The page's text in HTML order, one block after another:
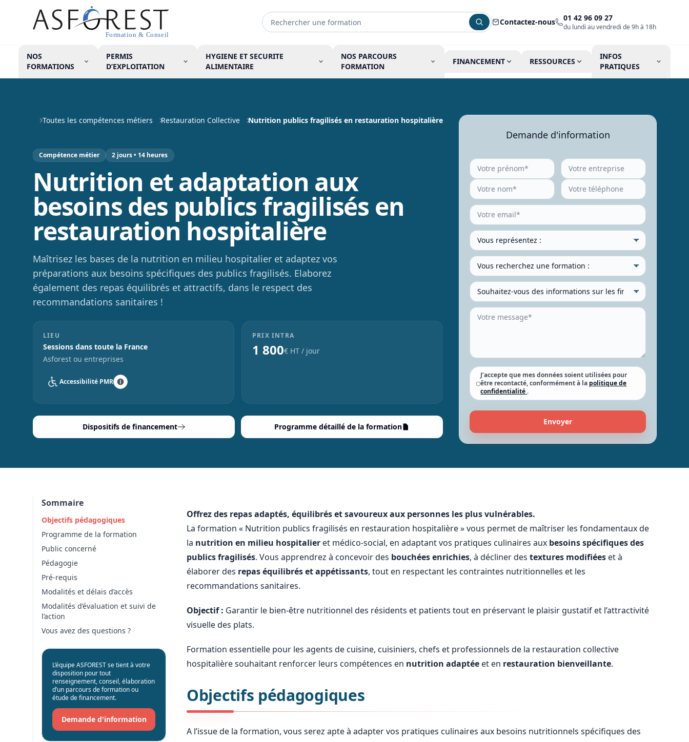
Contactez-nous 01 42 96 09 27
du lundi au vendredi de 9h à 18h
NOS
FORMATIONS
PERMIS
D’EXPLOITATION
HYGIENE ET SECURITE
ALIMENTAIRE
NOS PARCOURS
FORMATION
FINANCEMENT RESSOURCES
INFOS
PRATIQUES
Toutes les compétences métiers Restauration Collective Nutrition publics fragilisés en restauration hospitalière
Compétence métier 2 jours • 14 heures
Nutrition et adaptation aux
besoins des publics fragilisés en
restauration hospitalière
Maîtrisez les bases de la nutrition en milieu hospitalier et adaptez vos
préparations aux besoins spécifiques des publics fragilisés. Elaborez
également des repas équilibrés et attractifs, dans le respect des
recommandations sanitaires !
LIEU
Sessions dans toute la France
Asforest ou entreprises
Accessibilité PMR
PRIX INTRA
1 800€ HT / jour
Dispositifs de financement Programme détaillé de la formation
Demande d'information
J’accepte que mes données soient utilisées pour
être recontacté, conformément à la politique de
confidentialité.
Sommaire
Objectifs pédagogiques
Programme de la formation
Public concerné
Pédagogie
Pré-requis
Modalités et délais d’accès
Modalités d’évaluation et suivi de
l’action
Vous avez des questions ?
L’équipe ASFOREST se tient à votre
disposition pour tout
renseignement, conseil, élaboration
d’un parcours de formation ou
étude de financement.
Demande d'information
Offrez des repas adaptés, équilibrés et savoureux aux personnes les plus vulnérables.
La formation « Nutrition publics fragilisés en restauration hospitalière » vous permet de maîtriser les fondamentaux de
la nutrition en milieu hospitalier et médico-social, en adaptant vos pratiques culinaires aux besoins spécifiques des
publics fragilisés. Vous apprendrez à concevoir des bouchées enrichies, à décliner des textures modifiées et à
élaborer des repas équilibrés et appétissants, tout en respectant les contraintes nutritionnelles et les
recommandations sanitaires.
Objectif : Garantir le bien-être nutritionnel des résidents et patients tout en préservant le plaisir gustatif et l’attractivité
visuelle des plats.
Formation essentielle pour les agents de cuisine, cuisiniers, chefs et professionnels de la restauration collective
hospitalière souhaitant renforcer leurs compétences en nutrition adaptée et en restauration bienveillante.
Objectifs pédagogiques
A l’issue de la formation, vous serez apte à adapter vos pratiques culinaires aux besoins nutritionnels spécifiques des